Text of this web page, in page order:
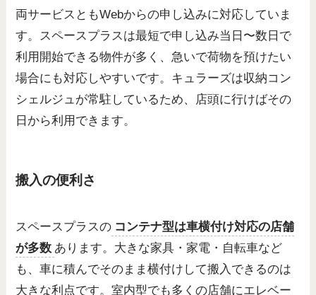
両サービスともWebからの申し込みに対応していま
す。スペースプラスは最短で申し込み当日〜数日で
利用開始できる物件が多く、急いで荷物を預けたい
場合にも対応しやすいです。キュラーズは収納コン
シェルジュが常駐しているため、店頭に行けばその
日から利用できます。
搬入の便利さ
スペースプラスの コンテナ型は車横付け対応の店舗
が多数 あります。大きな家具・家電・自転車など
も、車に積んでそのまま横付けして搬入できるのは
大きな利点です。室内型でも多くの店舗にエレベー